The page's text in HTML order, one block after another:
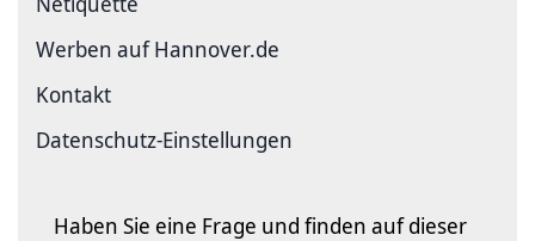
Werben auf Hannover.de
Kontakt
Datenschutz-Einstellungen
Haben Sie eine Frage und finden auf dieser